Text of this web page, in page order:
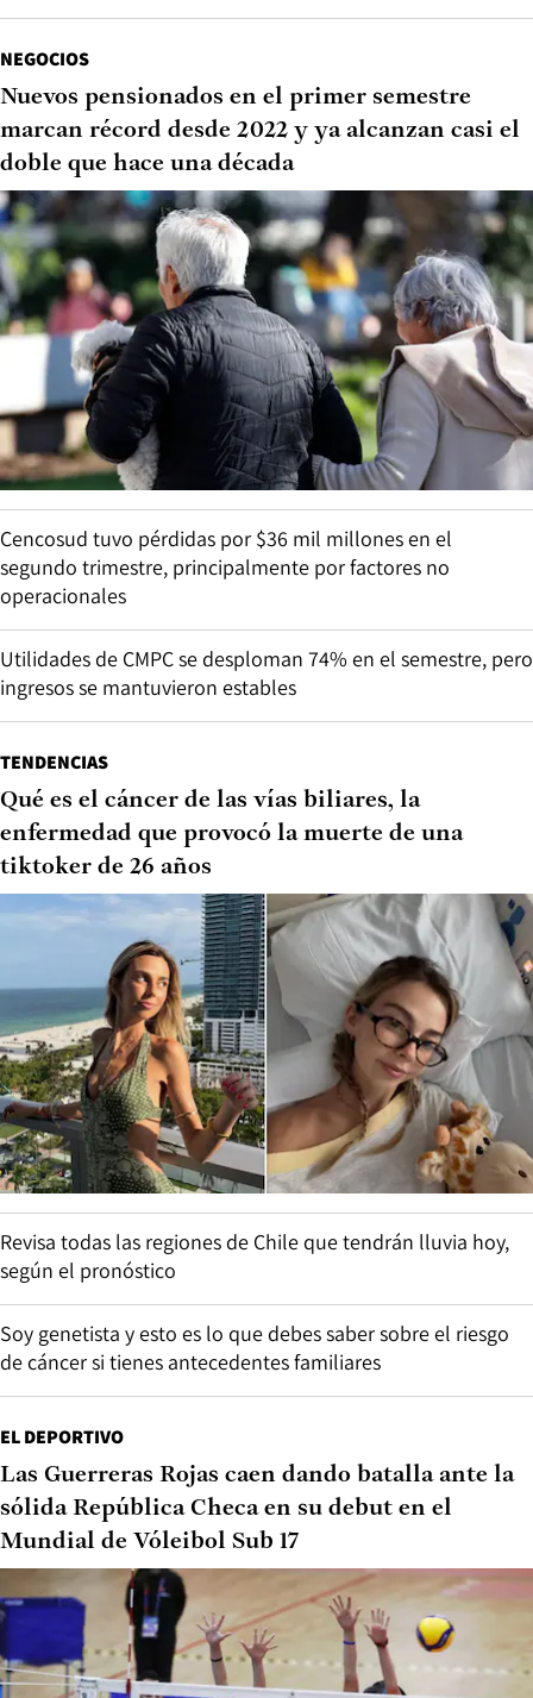
NEGOCIOS
Nuevos pensionados en el primer semestre
marcan récord desde 2022 y ya alcanzan casi el
doble que hace una década
Cencosud tuvo pérdidas por $36 mil millones en el
segundo trimestre, principalmente por factores no
operacionales
Utilidades de CMPC se desploman 74% en el semestre, pero
ingresos se mantuvieron estables
TENDENCIAS
Qué es el cáncer de las vías biliares, la
enfermedad que provocó la muerte de una
tiktoker de 26 años
Revisa todas las regiones de Chile que tendrán lluvia hoy,
según el pronóstico
Soy genetista y esto es lo que debes saber sobre el riesgo
de cáncer si tienes antecedentes familiares
EL DEPORTIVO
Las Guerreras Rojas caen dando batalla ante la
sólida República Checa en su debut en el
Mundial de Vóleibol Sub 17